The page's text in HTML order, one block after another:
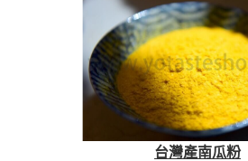
台灣產南瓜粉